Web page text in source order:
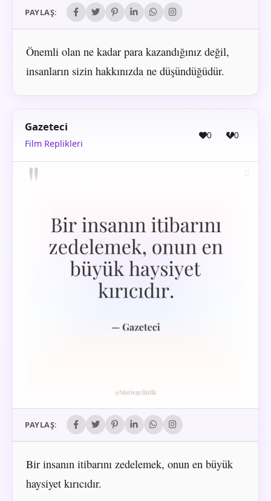
PAYLAŞ:
Önemli olan ne kadar para kazandığınız değil,
insanların sizin hakkınızda ne düşündüğüdür.
Gazeteci
Film Replikleri
0 0
PAYLAŞ:
Bir insanın itibarını zedelemek, onun en büyük
haysiyet kırıcıdır.